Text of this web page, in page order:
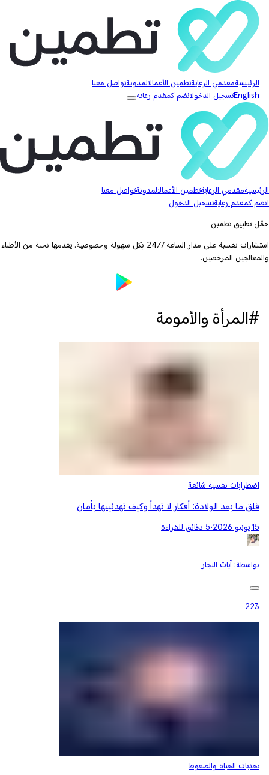
الرئيسيةمقدمي الرعايةتطمين الأعمالالمدونةتواصل معنا
Englishتسجيل الدخولانضم كمقدم رعاية
الرئيسيةمقدمي الرعايةتطمين الأعمالالمدونةتواصل معنا
انضم كمقدم رعايةتسجيل الدخول
حمّل تطبيق تطمين
استشارات نفسية على مدار الساعة 24/7 بكل سهولة وخصوصية. يقدمها نخبة من الأطباء
والمعالجين المرخصين.
#المرأة والأمومة
اضطرابات نفسية شائعة
قلق ما بعد الولادة: أفكار لا تهدأ وكيف تهدئينها بأمان
15 يونيو 2026 •5 دقائق للقراءة
بواسطة: آيات النجار
223
تحديات الحياة والضغوط